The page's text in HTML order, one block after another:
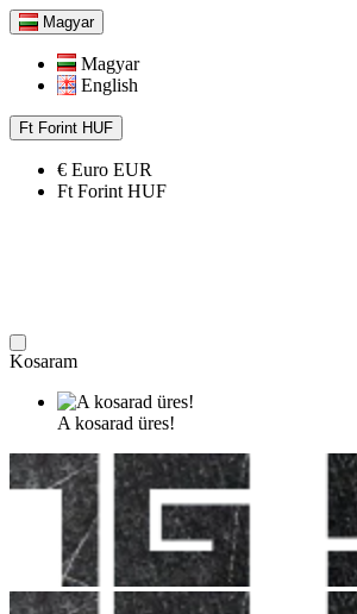
Magyar
Magyar
English
Ft Forint HUF
€ Euro EUR
Ft Forint HUF
Kosaram
A kosarad üres!